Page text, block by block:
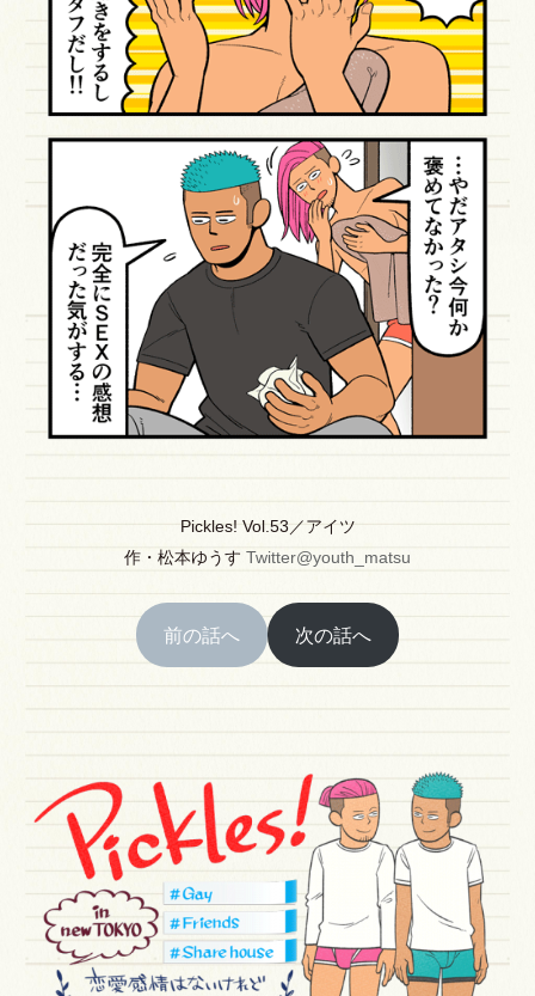
Pickles! Vol.53／アイツ
作 ・ 松本ゆうす Twitter@youth_matsu
前の話へ 次の話へ